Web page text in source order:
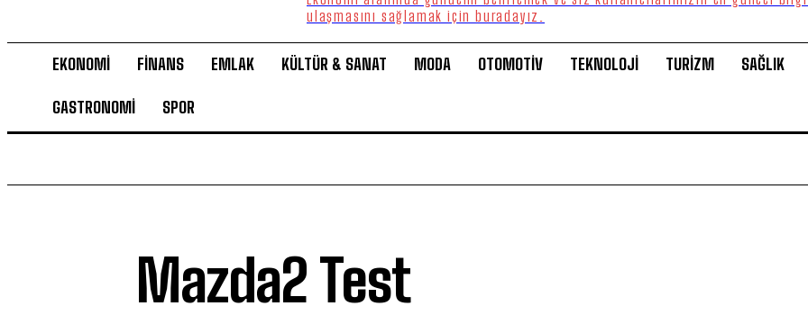
ulaşmasını sağlamak için buradayız.
EKONOMİ FİNANS EMLAK KÜLTÜR & SANAT MODA OTOMOTİV TEKNOLOJİ TURİZM SAĞLIK
GASTRONOMİ SPOR
Mazda2 Test